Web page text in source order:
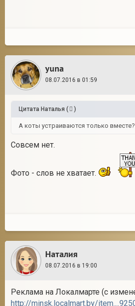
yuna
08.07.2016 в 01:59
Цитата Наталья ( )
А коты устраиваются только
Совсем нет.
Фото - слов не хватает.
Наталия
08.07.2016 в 19:00
Реклама на Локалмарте (с
http://minsk.localmart.by/